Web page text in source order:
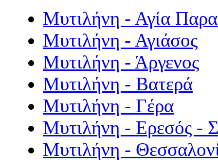
Μυτιλήνη - Αγία
Μυτιλήνη - Αγιάσος
Μυτιλήνη - Άργενος
Μυτιλήνη - Βατερά
Μυτιλήνη - Γέρα
Μυτιλήνη - Ερεσός -
Μυτιλήνη -